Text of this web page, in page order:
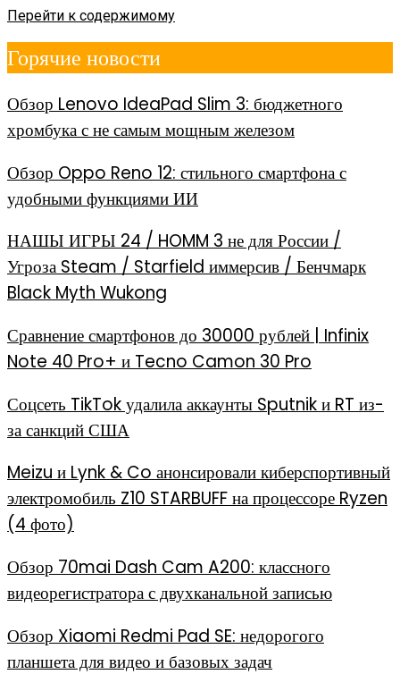
Перейти к содержимому
Горячие новости
Обзор Lenovo IdeaPad Slim 3: бюджетного
хромбука с не самым мощным железом
Обзор Oppo Reno 12: стильного смартфона с
удобными функциями ИИ
НАШЫ ИГРЫ 24 / HOMM 3 не для России /
Угроза Steam / Starfield иммерсив / Бенчмарк
Black Myth Wukong
Сравнение смартфонов до 30000 рублей | Infinix
Note 40 Pro+ и Tecno Camon 30 Pro
Соцсеть TikTok удалила аккаунты Sputnik и RT из-
за санкций США
Meizu и Lynk & Co анонсировали киберспортивный
электромобиль Z10 STARBUFF на процессоре Ryzen
(4 фото)
Обзор 70mai Dash Cam A200: классного
видеорегистратора с двухканальной записью
Обзор Xiaomi Redmi Pad SE: недорогого
планшета для видео и базовых задач